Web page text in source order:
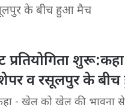
के बीच हुआ मैच
प्रतियोगिता
शेपर व रसूलपुर के
- खेल को खेल की भावना